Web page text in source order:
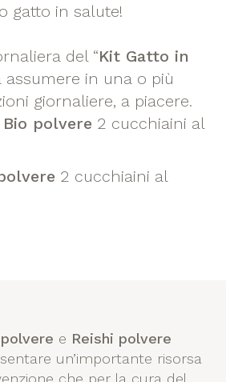
gatto in salute!
del “Kit Gatto in
assumere in una o più
giornaliere, a piacere.
polvere 2 cucchiaini al
2 cucchiaini al
e Reishi polvere
un’importante risorsa
che per la cura del